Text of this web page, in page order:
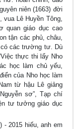
niên (1663) đời
Lê Huyền Tông,
quan giáo dục cao
tận các phủ, châu,
có các trường tư. Dù
thực thi lấy Nho
học làm chủ yếu,
của Nho học làm
từ hậu Lê giảng
sơ”, Tạp chí
tư tưởng giáo dục
- 2015 hiếu, anh em